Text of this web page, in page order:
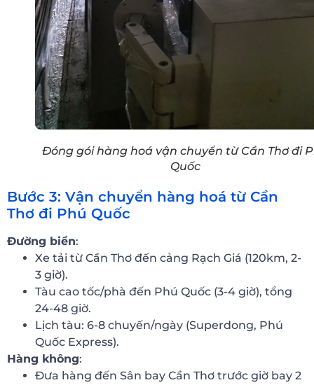
Đóng gói hàng hoá vận chuyển từ Cần Thơ đi
Quốc
Bước 3: Vận chuyển hàng hoá từ Cần
Thơ đi Phú Quốc
Đường biển:
Xe tải từ Cần Thơ đến cảng Rạch Giá (120km, 2-
3 giờ).
Tàu cao tốc/phà đến Phú Quốc (3-4 giờ), tổng
24-48 giờ.
Lịch tàu: 6-8 chuyến/ngày (Superdong, Phú
Quốc Express).
Hàng không:
Đưa hàng đến Sân bay Cần Thơ trước giờ bay 2